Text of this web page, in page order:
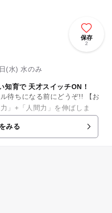
保存
2
(水) 水のみ
知育で 天才スイッチON！
ちになる前にどうぞ!! 【お
」+「人間力」を伸ばしま
みる